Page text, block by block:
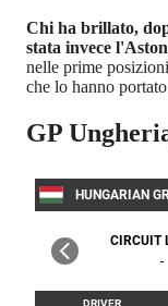
Chi ha brillato,
stata invece
nelle prime
che lo hanno
GP